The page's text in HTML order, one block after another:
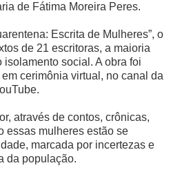
de Fátima Moreira Peres.
Escrita de Mulheres”, o
de 21 escritoras, a maioria
social. A obra foi
cerimônia virtual, no canal da
através de contos, crônicas,
essas mulheres estão se
marcada por incertezas e
da população.